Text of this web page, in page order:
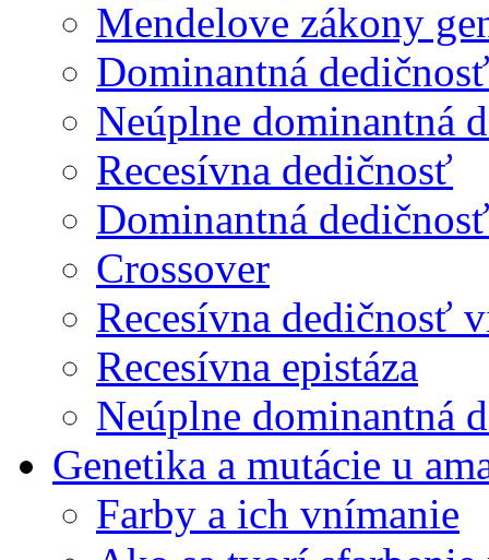
Mendelove zákony
Dominantná dedičnosť
Neúplne dominantná
Recesívna dedičnosť
Dominantná
Crossover
Recesívna dedičnosť
Recesívna epistáza
Neúplne dominantná
Genetika a mutácie u
Farby a ich vnímanie